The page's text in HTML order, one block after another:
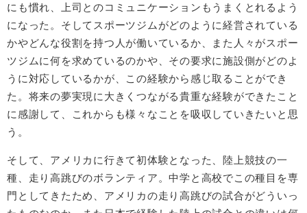
にも慣れ、上司とのコミュニケーションもうまくとれるよう
になった。そしてスポーツジムがどのように経営されている
かやどんな役割を持つ人が働いているか、また人々がスポー
ツジムに何を求めているのかや、その要求に施設側がどのよ
うに対応しているかが、この経験から感じ取ることができ
た。将来の夢実現に大きくつながる貴重な経験ができたこと
に感謝して、これからも様々なことを吸収していきたいと思
う。
そして、アメリカに行きて初体験となった、陸上競技の一
種、走り高跳びのボランティア。中学と高校でこの種目を専
門としてきたため、アメリカの走り高跳びの試合がどういっ